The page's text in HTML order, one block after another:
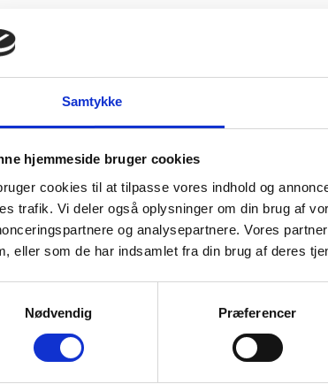
Samtykke
hjemmeside bruger cookies
cookies til at tilpasse vores indhold og
trafik. Vi deler også oplysninger om din brug af
og analysepartnere. Vores
eller som de har indsamlet fra din brug af deres
Nødvendig
Præferencer
Kundeservice
Kontakt
Returvarer
Betingelser og garanti
Cookie info